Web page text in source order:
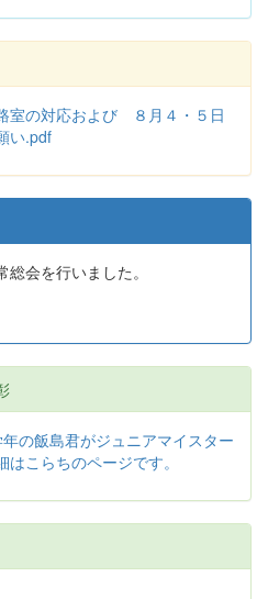
室の対応および ８月４・５日
い.pdf
会を行いました。
の飯島君がジュニアマイスター
こらちのページです。